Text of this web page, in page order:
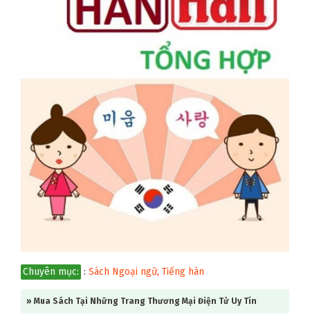
Chuyên mục: : Sách Ngoại ngữ, Tiếng hàn
» Mua Sách Tại Những Trang Thương Mại Điện Tử Uy Tín